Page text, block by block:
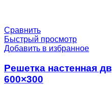
Сравнить
Быстрый просмотр
Добавить в избранное
Решетка настенная
600×300